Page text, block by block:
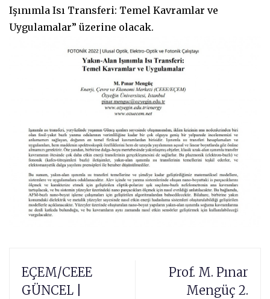
Işınımla Isı Transferi: Temel Kavramlar ve
Uygulamalar” üzerine olacak.
EÇEM/CEEE
GÜNCEL |
Prof. M. Pınar
Mengüç 2.